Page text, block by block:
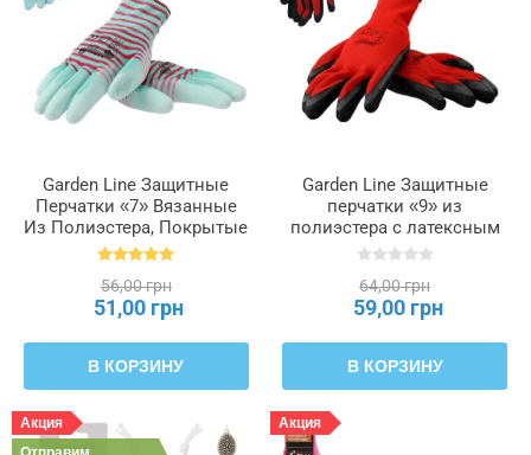
Garden Line Защитные
Перчатки «7» Вязанные
Из Полиэстера, Покрытые
Полиуретаном
56,00 грн
51,00 грн
В КОРЗИНУ
Garden Line Защитные
перчатки «9» из
полиэстера с латексным
покрытием, IDA6997
64,00 грн
59,00 грн
В КОРЗИНУ
Акция
Акция